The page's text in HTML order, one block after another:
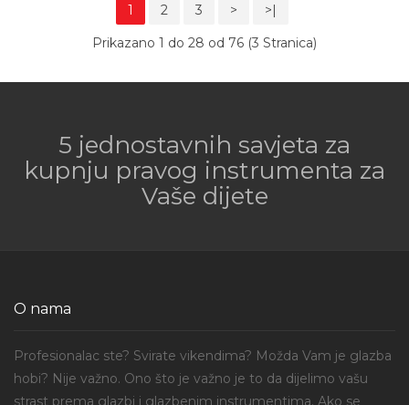
1 2 3 > >|
Prikazano 1 do 28 od 76 (3 Stranica)
5 jednostavnih savjeta za
kupnju pravog instrumenta za
Vaše dijete
O nama
Profesionalac ste? Svirate vikendima? Možda Vam je glazba
hobi? Nije važno. Ono što je važno je to da dijelimo vašu
strast prema glazbi i glazbenim instrumentima. Ako se